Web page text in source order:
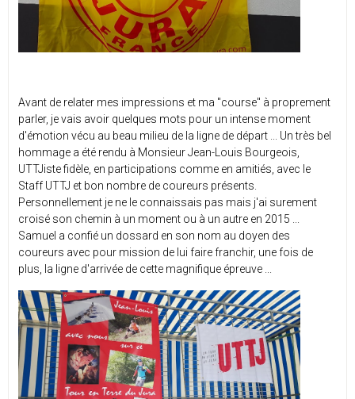
Avant de relater mes impressions et ma "course" à proprement
parler, je vais avoir quelques mots pour un intense moment
d'émotion vécu au beau milieu de la ligne de départ ... Un très bel
hommage a été rendu à Monsieur Jean-Louis Bourgeois,
UTTJiste fidèle, en participations comme en amitiés, avec le
Staff UTTJ et bon nombre de coureurs présents.
Personnellement je ne le connaissais pas mais j'ai surement
croisé son chemin à un moment ou à un autre en 2015 ...
Samuel a confié un dossard en son nom au doyen des
coureurs avec pour mission de lui faire franchir, une fois de
plus, la ligne d'arrivée de cette magnifique épreuve ...